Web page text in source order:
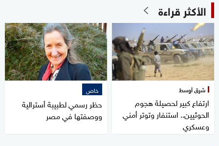
الأكثر قراءة
شرق أوسط
ارتفاع كبير لحصيلة هجوم
الحوثيين.. استنفار وتوتر أمني
وعسكري
خاص
حظر رسمي لطبيبة أسترالية
ووصفتها في مصر